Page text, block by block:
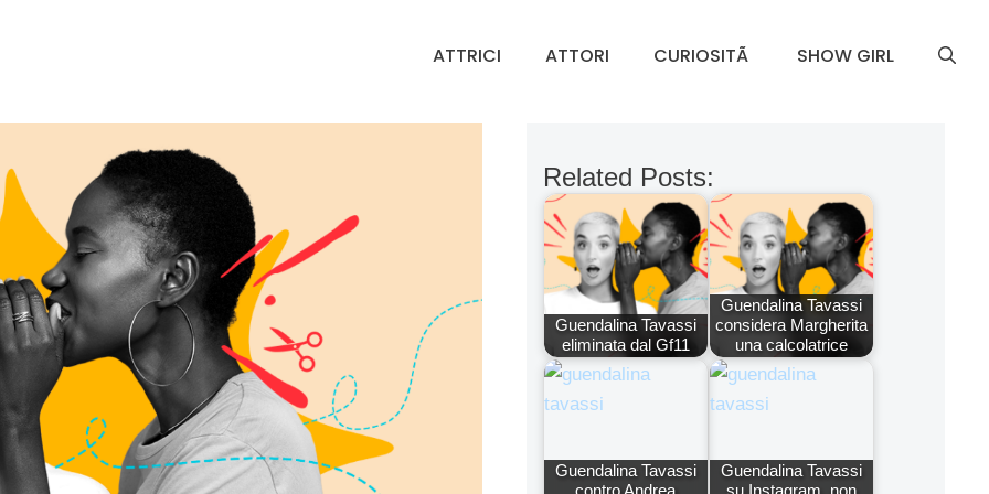
ATTRICI ATTORI CURIOSITÃ SHOW GIRL
Related Posts:
Guendalina Tavassi
eliminata dal Gf11
Guendalina Tavassi
considera Margherita
una calcolatrice
Guendalina Tavassi
Guendalina Tavassi